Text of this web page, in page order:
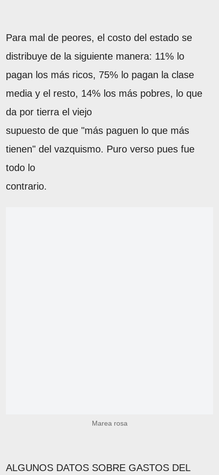
Para mal de peores, el costo del estado se
distribuye de la siguiente manera: 11% lo
pagan los más ricos, 75% lo pagan la clase
media y el resto, 14% los más pobres, lo que
da por tierra el viejo
supuesto de que "más paguen lo que más
tienen" del vazquismo. Puro verso pues fue
todo lo
contrario.
Marea rosa
ALGUNOS DATOS SOBRE GASTOS DEL